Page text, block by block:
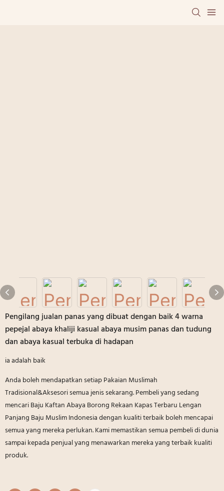
Pengilang jualan panas yang dibuat dengan baik 4 warna
pepejal abaya khaliji kasual abaya musim panas dan tudung
dan abaya kasual terbuka di hadapan
ia adalah baik
Anda boleh mendapatkan setiap Pakaian Muslimah
Tradisional&Aksesori semua jenis sekarang. Pembeli yang sedang
mencari Baju Kaftan Abaya Borong Rekaan Kapas Terbaru Lengan
Panjang Baju Muslim Indonesia dengan kualiti terbaik boleh mencapai
semua yang mereka perlukan. Kami memastikan semua pembeli di dunia
sampai kepada penjual yang menawarkan mereka yang terbaik kualiti
produk.